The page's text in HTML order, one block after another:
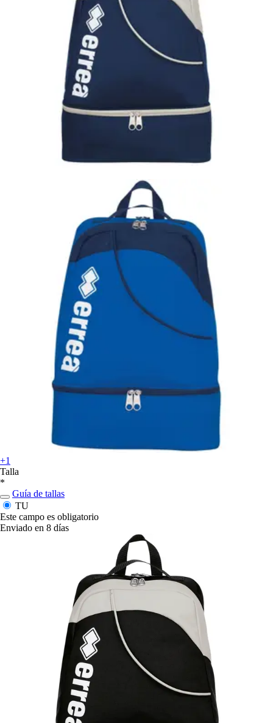
+1
Talla
*
Guía de tallas
TU
Este campo es obligatorio
Enviado en 8 días